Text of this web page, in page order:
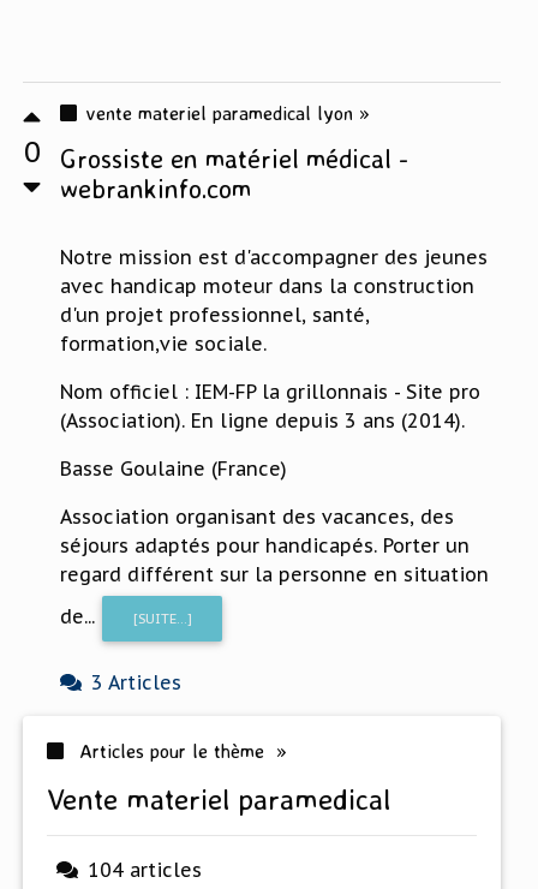
0
vente materiel paramedical lyon »
Grossiste en matériel médical -
webrankinfo.com
Notre mission est d'accompagner des jeunes
avec handicap moteur dans la construction
d'un projet professionnel, santé,
formation,vie sociale.
Nom officiel : IEM-FP la grillonnais - Site pro
(Association). En ligne depuis 3 ans (2014).
Basse Goulaine (France)
Association organisant des vacances, des
séjours adaptés pour handicapés. Porter un
regard différent sur la personne en situation
de...
[SUITE...]
3 Articles
Articles pour le thème »
vente materiel paramedical
104 articles